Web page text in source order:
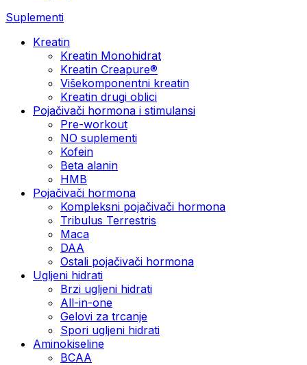
Suplementi
Kreatin
Kreatin Monohidrat
Kreatin Creapure®
Višekomponentni kreatin
Kreatin drugi oblici
Pojačivači hormona i stimulansi
Pre-workout
NO suplementi
Kofein
Beta alanin
HMB
Pojačivači hormona
Kompleksni pojačivači hormona
Tribulus Terrestris
Maca
DAA
Ostali pojačivači hormona
Ugljeni hidrati
Brzi ugljeni hidrati
All-in-one
Gelovi za trcanje
Spori ugljeni hidrati
Aminokiseline
BCAA